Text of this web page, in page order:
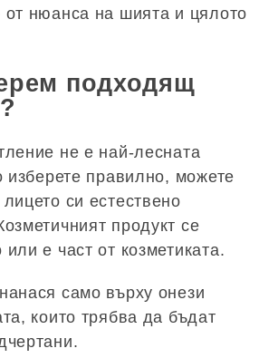
от нюанса на шията и цялото
подходящ
не е най-лесната
изберете правилно, можете
си естествено
продукт се
е част от козметиката.
само върху онези
които трябва да бъдат